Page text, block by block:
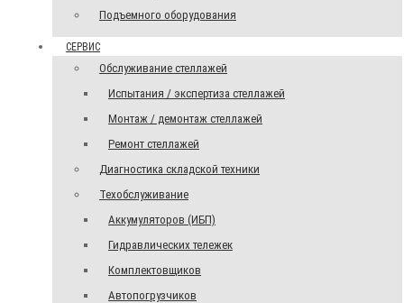
Подъемного оборудования
СЕРВИС
Обслуживание стеллажей
Испытания / экспертиза стеллажей
Монтаж / демонтаж стеллажей
Ремонт стеллажей
Диагностика складской техники
Техобслуживание
Аккумуляторов (ИБП)
Гидравлических тележек
Комплектовщиков
Автопогрузчиков